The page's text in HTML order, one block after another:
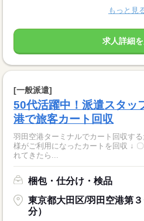
もっと見
求人詳細
[一般派遣]
50代活躍中！派遣スタッ
港で旅客カート回収
羽田空港ターミナルでカート回収するだけ♪ 【具体的には
様がご利用になったカートを回収 ↓ 〇元の場所
れてきたら...
梱包・仕分け・検品
東京都大田区/羽田空港第
分）